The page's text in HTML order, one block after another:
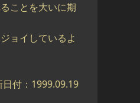
ことを大いに期
ョイしているよ
日付：1999.09.19